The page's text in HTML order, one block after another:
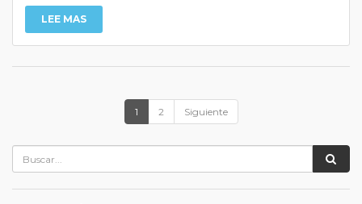
LEE MAS
1 2 Siguiente